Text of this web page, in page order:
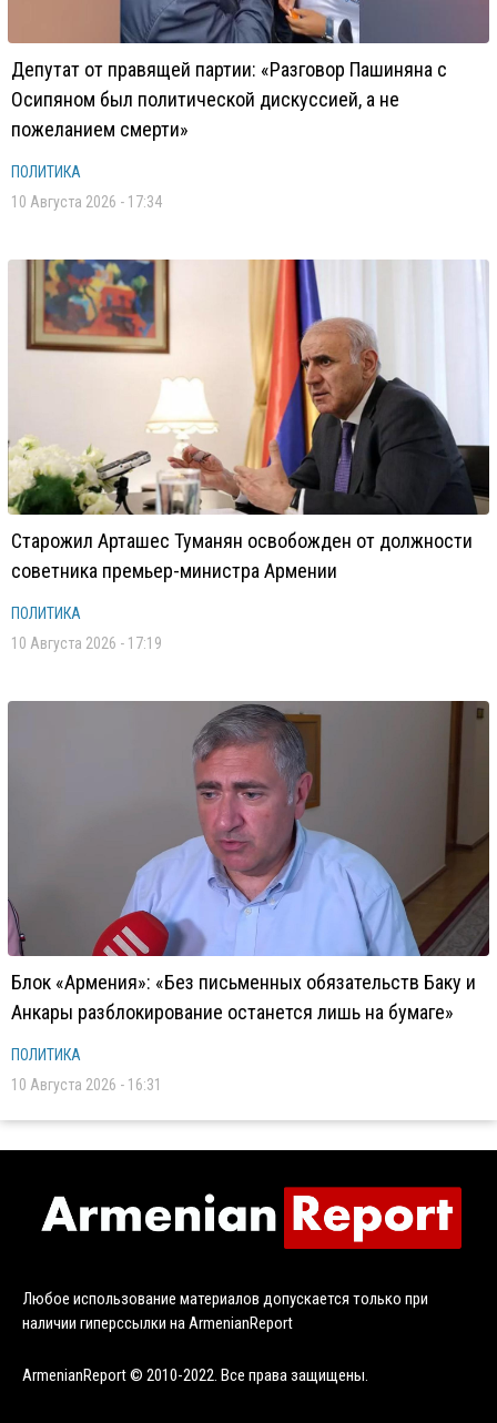
Депутат от правящей партии: «Разговор Пашиняна с
Осипяном был политической дискуссией, а не
пожеланием смерти»
ПОЛИТИКА
10 Августа 2026 - 17:34
Старожил Арташес Туманян освобожден от должности
советника премьер-министра Армении
ПОЛИТИКА
10 Августа 2026 - 17:19
Блок «Армения»: «Без письменных обязательств Баку и
Анкары разблокирование останется лишь на бумаге»
ПОЛИТИКА
10 Августа 2026 - 16:31
Любое использование материалов допускается только при
наличии гиперссылки на ArmenianReport
ArmenianReport © 2010-2022. Все права защищены.